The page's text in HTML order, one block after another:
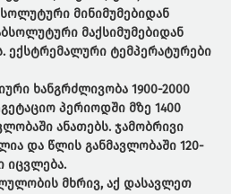
მინიმუმებიდან
მაქსიმუმებიდან
ექსტრემალური ტემპერატურები
ხანგრძლივობა 1900-2000
პერიოდში მზე 1400
ანათებს. ჯამობრივი
და წლის განმავლობაში 120-
იცვლება.
მხრივ, აქ დასავლეთ